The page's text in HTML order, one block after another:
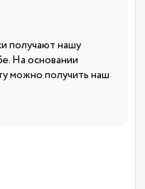
получают нашу
На основании
можно получить наш